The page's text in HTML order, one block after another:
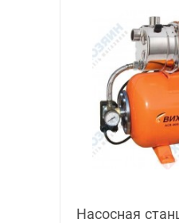
Насосная